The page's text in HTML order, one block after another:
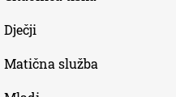
Dječji
Matična služba